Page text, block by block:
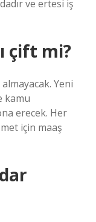
ve ertesi iş
çift mi?
Yeni
kamu
erecek. Her
için maaş